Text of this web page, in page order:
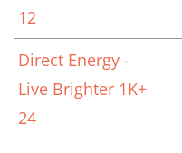
12
Direct Energy -
Live Brighter 1K+
24